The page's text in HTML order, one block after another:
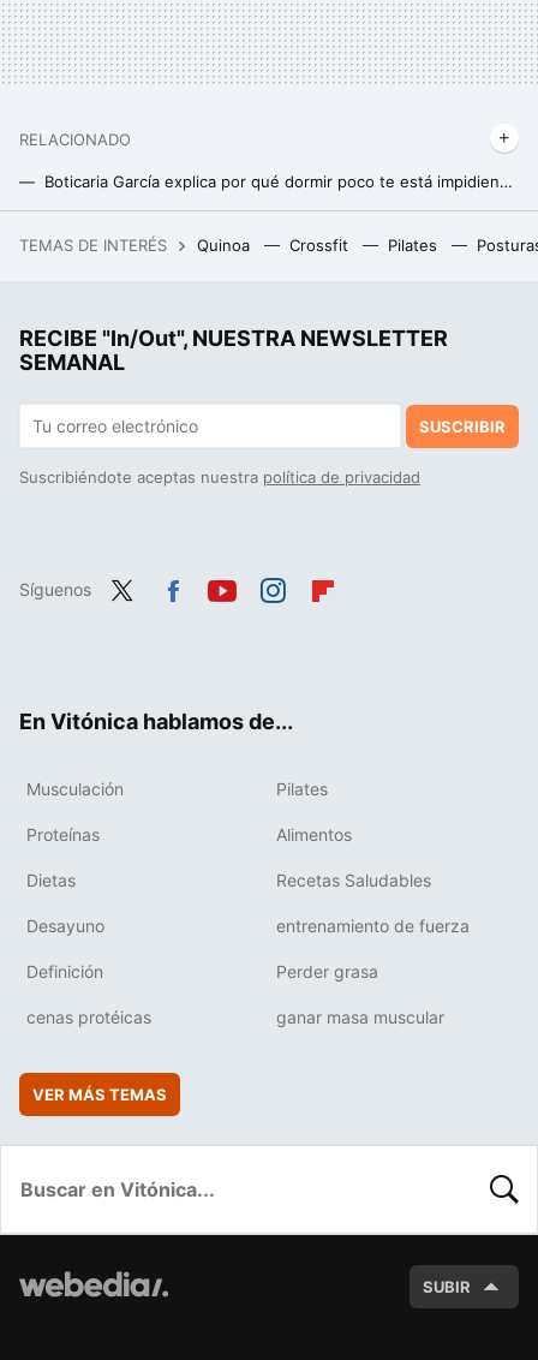
RELACIONADO
Boticaria García explica por qué dormir poco te está impidiendo adelgazar
Ya no necesitamos una cafetera con espumador para preparar cappuccinos gracias a Lidl
TEMAS DE INTERÉS Quinoa Crossfit Pilates
RECIBE "In/Out", NUESTRA NEWSLETTER
SEMANAL
SUSCRIBIR
Suscribiéndote aceptas nuestra política de privacidad
Síguenos
En Vitónica hablamos de...
Musculación Pilates
Proteínas Alimentos
Dietas Recetas Saludables
Desayuno entrenamiento de fuerza
Definición Perder grasa
cenas protéicas ganar masa muscular
VER MÁS TEMAS
SUBIR